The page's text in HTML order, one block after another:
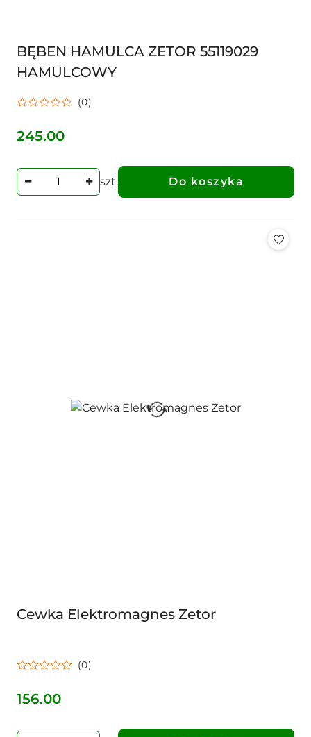
BĘBEN HAMULCA ZETOR 55119029
HAMULCOWY
(0)
Cena:
245.00
szt. Do koszyka
Cewka Elektromagnes Zetor
(0)
Cena:
156.00